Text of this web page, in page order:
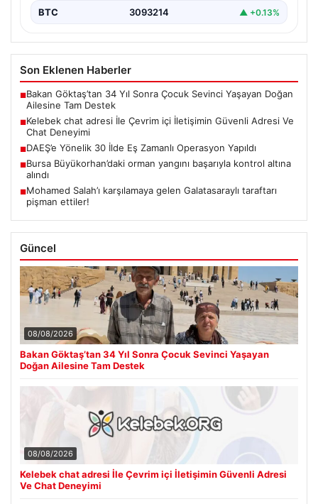
BTC 3093214 ▲ +0.13%
Son Eklenen Haberler
■Bakan Göktaş’tan 34 Yıl Sonra Çocuk Sevinci Yaşayan Doğan
Ailesine Tam Destek
■Kelebek chat adresi İle Çevrim içi İletişimin Güvenli Adresi Ve
Chat Deneyimi
■DAEŞ’e Yönelik 30 İlde Eş Zamanlı Operasyon Yapıldı
■Bursa Büyükorhan’daki orman yangını başarıyla kontrol altına
alındı
■Mohamed Salah’ı karşılamaya gelen Galatasaraylı taraftarı
pişman ettiler!
Güncel
08/08/2026
Bakan Göktaş’tan 34 Yıl Sonra Çocuk Sevinci Yaşayan
Doğan Ailesine Tam Destek
08/08/2026
Kelebek chat adresi İle Çevrim içi İletişimin Güvenli Adresi
Ve Chat Deneyimi